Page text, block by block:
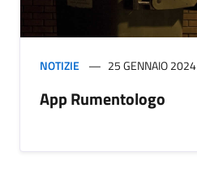
NOTIZIE 25 GENNAIO 2024
App Rumentologo